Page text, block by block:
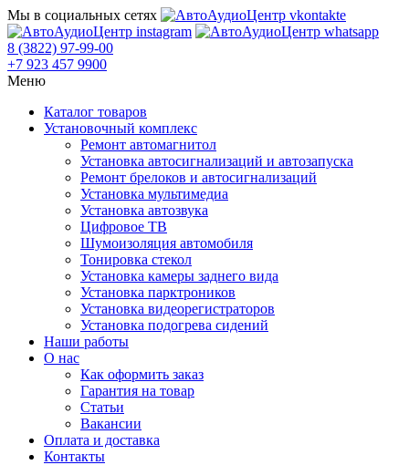
Мы в социальных сетях
8 (3822) 97-99-00
+7 923 457 9900
Меню
Каталог товаров
Установочный комплекс
Ремонт автомагнитол
Установка автосигнализаций и автозапуска
Ремонт брелоков и автосигнализаций
Установка мультимедиа
Установка автозвука
Цифровое ТВ
Шумоизоляция автомобиля
Тонировка стекол
Установка камеры заднего вида
Установка парктроников
Установка видеорегистраторов
Установка подогрева сидений
Наши работы
О нас
Как оформить заказ
Гарантия на товар
Статьи
Вакансии
Оплата и доставка
Контакты